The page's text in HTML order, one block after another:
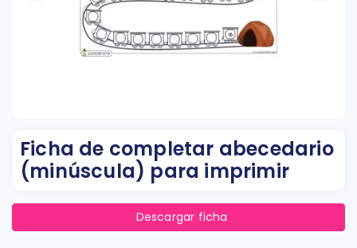
Ficha de completar abecedario
(minúscula) para imprimir
Descargar ficha